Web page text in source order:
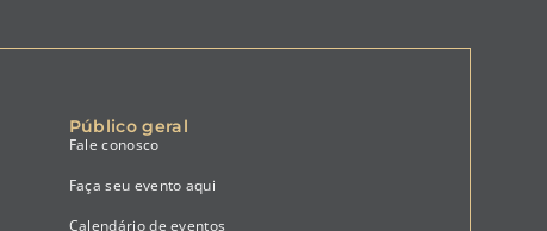
Público geral
Fale conosco
Faça seu evento aqui
Calendário de eventos